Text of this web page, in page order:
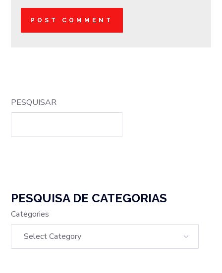
PESQUISAR
PESQUISA DE CATEGORIAS
Categories